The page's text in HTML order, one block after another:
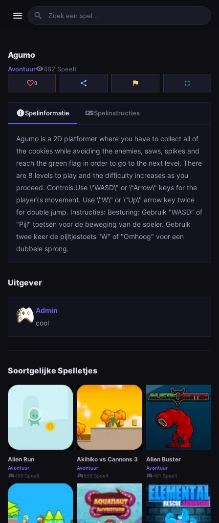
menu search
play_arrowSpelen
Agumo
Avontuurvisibility482 Speelt
favorite_border0 share flag fullscreen
infoSpelinformatie videogame_assetSpelinstructies
Agumo is a 2D platformer where you have to collect all of
the cookies while avoiding the enemies, saws, spikes and
reach the green flag in order to go to the next level. There
are 8 levels to play and the difficulty increases as you
proceed. Controls:Use \"WASD\" or \"Arrow\" keys for the
player\'s movement. Use \"W\" or \"Up\" arrow key twice
for double jump. Instructies: Besturing: Gebruik "WASD" of
"Pijl" toetsen voor de beweging van de speler. Gebruik
twee keer de pijltjestoets "W" of "Omhoog" voor een
dubbele sprong.
Uitgever
Admin
cool
Soortgelijke Spelletjes
Alien Run
Avontuur
sports_esports459 Speelt
Akihiko vs Cannons 3
Avontuur
sports_esports558 Speelt
Alien Buster
Avontuur
sports_esports461 Speelt